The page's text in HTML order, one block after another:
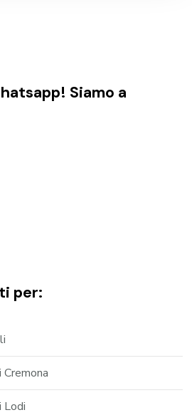
Siamo a
per:
Lodi